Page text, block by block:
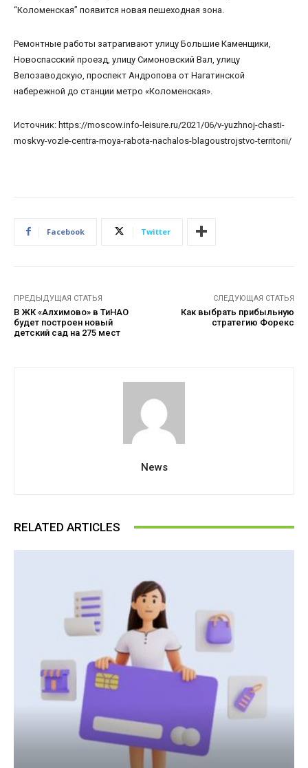
“Коломенская” появится новая пешеходная зона.
Ремонтные работы затрагивают улицу Большие Каменщики,
Новоспасский проезд, улицу Симоновский Вал, улицу
Велозаводскую, проспект Андропова от Нагатинской
набережной до станции метро «Коломенская».
Источник: https://moscow.info-leisure.ru/2021/06/v-yuzhnoj-chasti-
moskvy-vozle-centra-moya-rabota-nachalos-blagoustrojstvo-territorii/
Facebook Twitter
ПРЕДЫДУЩАЯ СТАТЬЯ
В ЖК «Алхимово» в ТиНАО
будет построен новый
детский сад на 275 мест
СЛЕДУЮЩАЯ СТАТЬЯ
Как выбрать прибыльную
стратегию Форекс
News
RELATED ARTICLES